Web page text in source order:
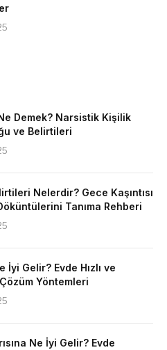
Demek? Narsistik Kişilik
ve Belirtileri
Nelerdir? Gece Kaşıntısı
Tanıma Rehberi
İyi Gelir? Evde Hızlı ve
Yöntemleri
Ne İyi Gelir? Evde